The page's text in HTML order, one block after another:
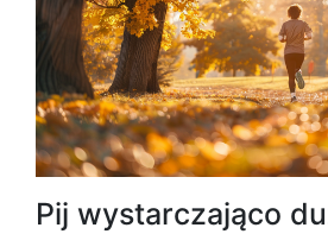
Pij wystarczająco